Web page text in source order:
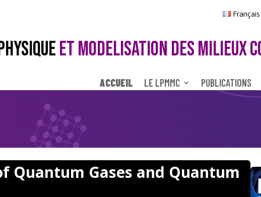
Français
ET MODELISATION DES MILIEUX
ACCUEIL LE LPMMC PUBLICATIONS
Quantum Gases and Quantum